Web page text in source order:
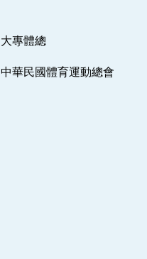
大專體總
中華民國體育運動總會